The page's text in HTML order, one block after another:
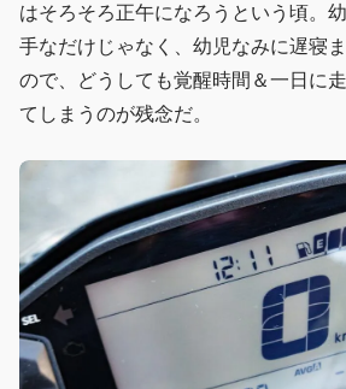
はそろそろ正午になろうという頃。
手なだけじゃなく、幼児なみに遅寝
ので、どうしても覚醒時間＆一日に
てしまうのが残念だ。